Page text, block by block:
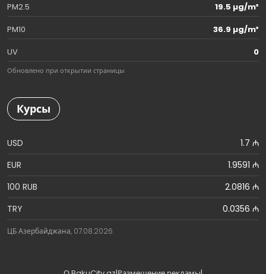
PM2.5
19.5 µg/m³
PM10
36.9 µg/m³
UV
0
Обновлено при открытии страницы
Курсы
USD
1.7 ₼
EUR
1.9591 ₼
100 RUB
2.0816 ₼
TRY
0.0356 ₼
ЦБ Азербайджана, 07.08.2026